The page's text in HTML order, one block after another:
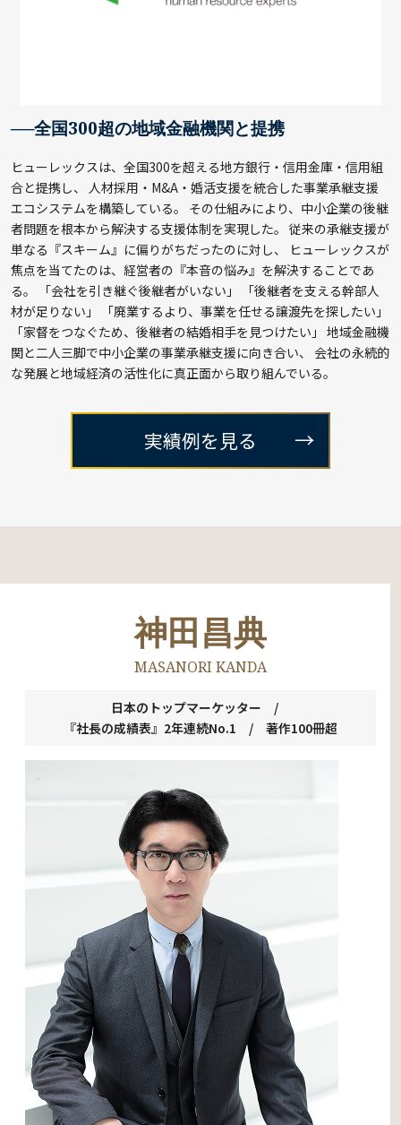
──全国300超の地域金融機関と提携
ヒューレックスは、全国300を超える地方銀行・信用金庫・信用組
合と提携し、 人材採用・M&A・婚活支援を統合した事業承継支援
エコシステムを構築している。 その仕組みにより、中小企業の後継
者問題を根本から解決する支援体制を実現した。 従来の承継支援が
単なる『スキーム』に偏りがちだったのに対し、 ヒューレックスが
焦点を当てたのは、経営者の『本音の悩み』を解決することであ
る。 「会社を引き継ぐ後継者がいない」 「後継者を支える幹部人
材が足りない」 「廃業するより、事業を任せる譲渡先を探したい」
「家督をつなぐため、後継者の結婚相手を見つけたい」 地域金融機
関と二人三脚で中小企業の事業承継支援に向き合い、 会社の永続的
な発展と地域経済の活性化に真正面から取り組んでいる。
実績例を見る
神田昌典
MASANORI KANDA
日本のトップマーケッター /
『社長の成績表』2年連続No.1 / 著作100冊超